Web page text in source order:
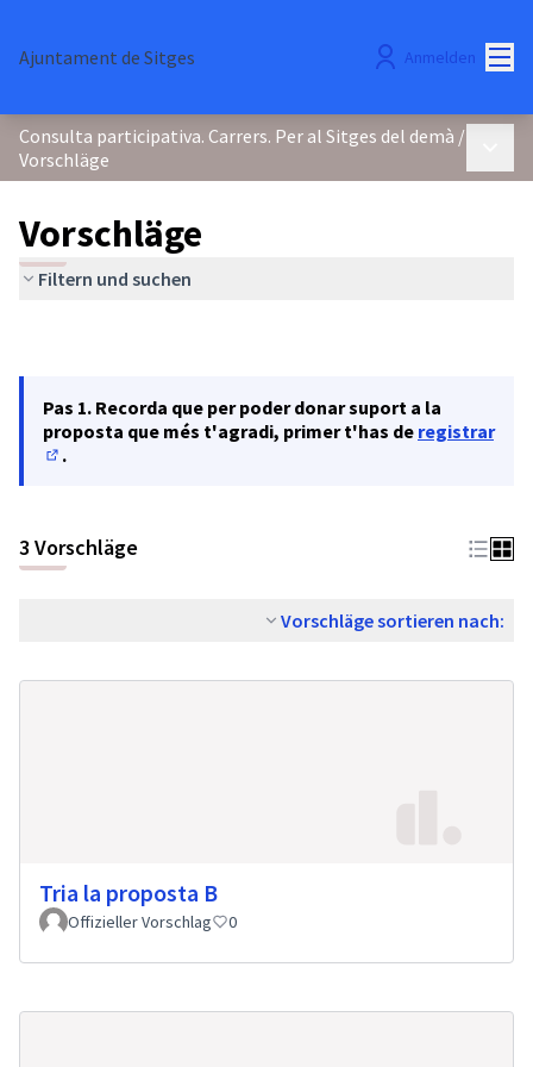
Ajuntament de Sitges Anmelden
Consulta participativa. Carrers. Per al Sitges del demà /
Vorschläge
Vorschläge
Filtern und suchen
Pas 1. Recorda que per poder donar suport a la
proposta que més t'agradi, primer t'has de registrar
.
3 Vorschläge
Vorschläge sortieren nach:
Tria la proposta B
Offizieller Vorschlag 0